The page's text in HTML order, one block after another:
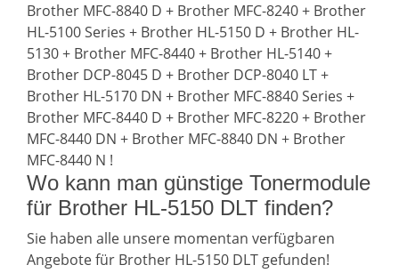
Brother MFC-8840 D + Brother MFC-8240 + Brother
HL-5100 Series + Brother HL-5150 D + Brother HL-
5130 + Brother MFC-8440 + Brother HL-5140 +
Brother DCP-8045 D + Brother DCP-8040 LT +
Brother HL-5170 DN + Brother MFC-8840 Series +
Brother MFC-8440 D + Brother MFC-8220 + Brother
MFC-8440 DN + Brother MFC-8840 DN + Brother
MFC-8440 N !
Wo kann man günstige Tonermodule
für Brother HL-5150 DLT finden?
Sie haben alle unsere momentan verfügbaren
Angebote für Brother HL-5150 DLT gefunden!